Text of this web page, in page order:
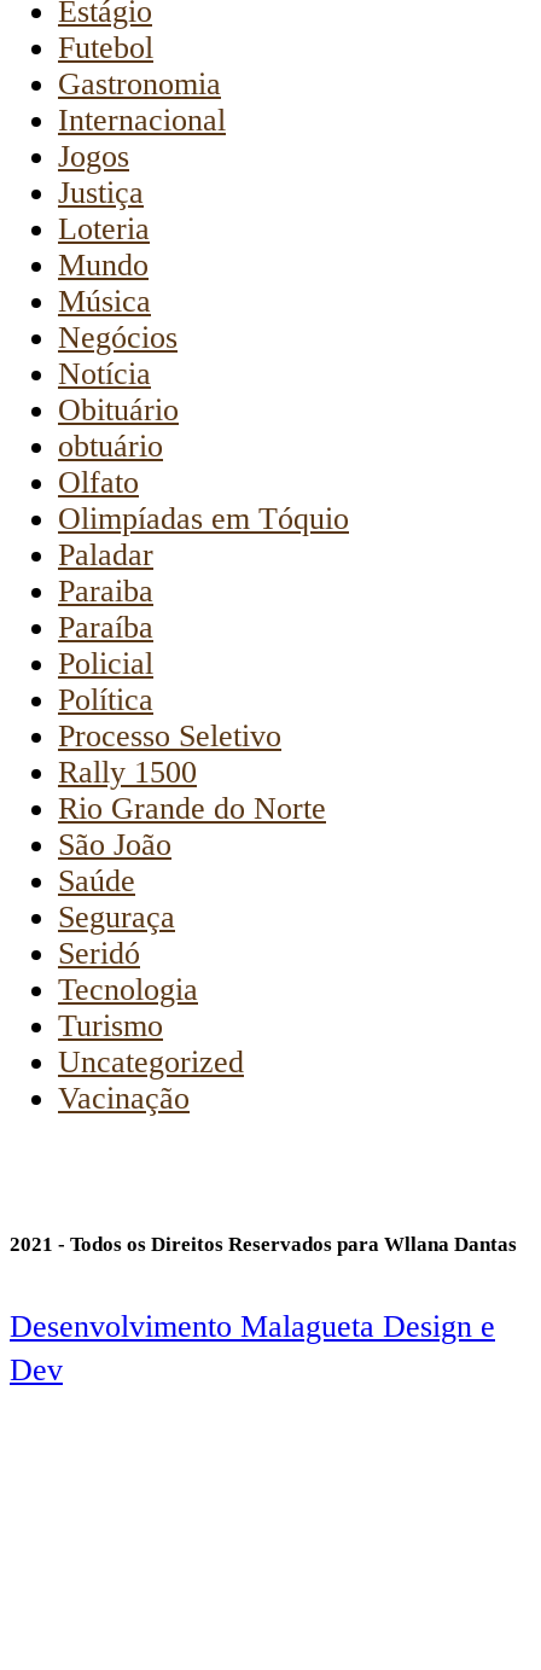
Estágio
Futebol
Gastronomia
Internacional
Jogos
Justiça
Loteria
Mundo
Música
Negócios
Notícia
Obituário
obtuário
Olfato
Olimpíadas em Tóquio
Paladar
Paraiba
Paraíba
Policial
Política
Processo Seletivo
Rally 1500
Rio Grande do Norte
São João
Saúde
Seguraça
Seridó
Tecnologia
Turismo
Uncategorized
Vacinação
2021 - Todos os Direitos Reservados para Wllana Dantas
Desenvolvimento Malagueta Design e
Dev